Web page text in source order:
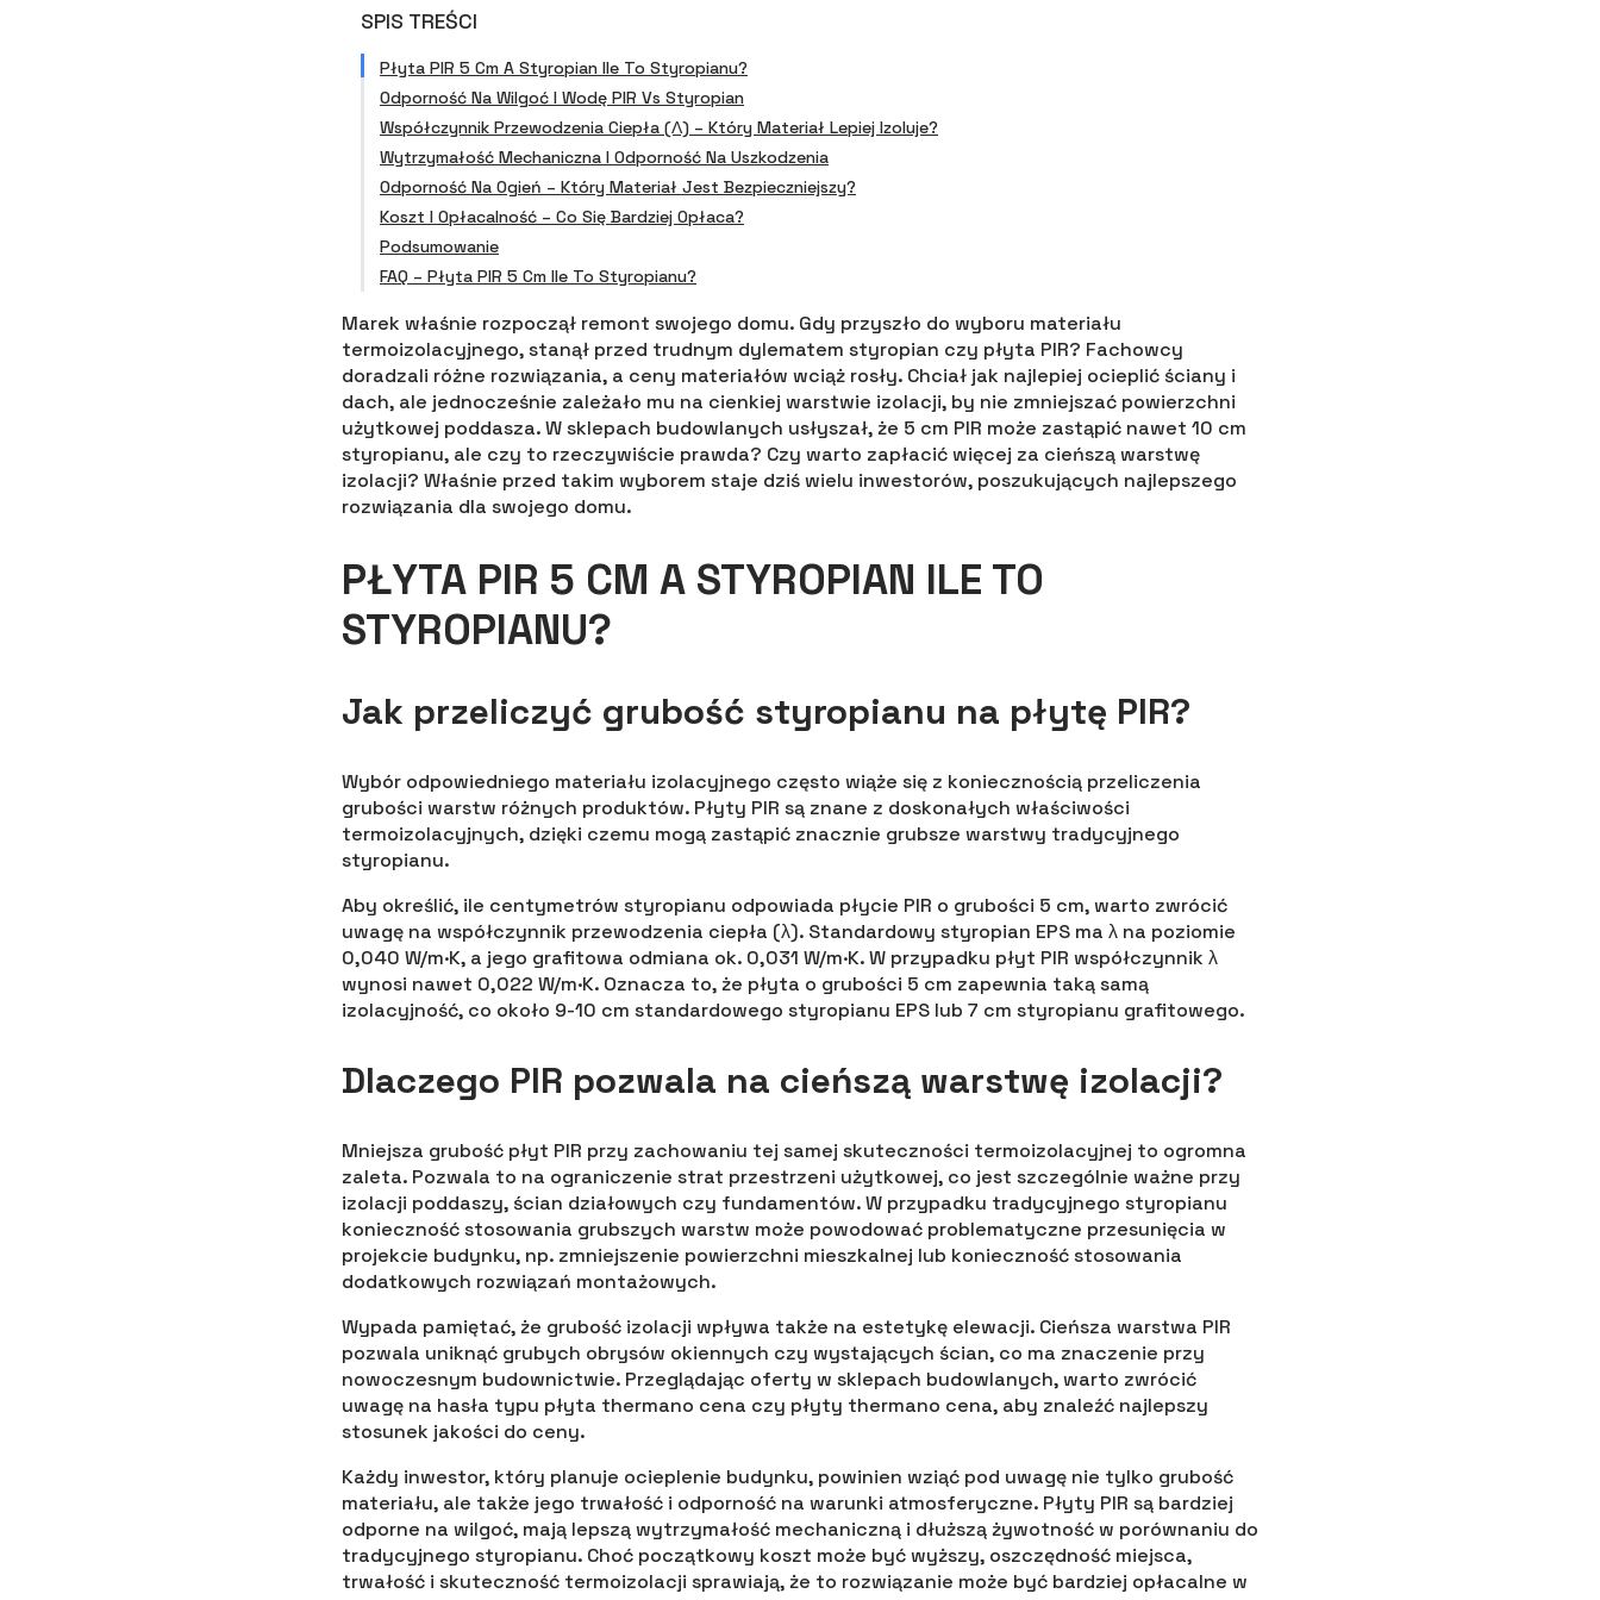
SPIS TREŚCI
Płyta PIR 5 Cm A Styropian Ile To Styropianu?
Odporność Na Wilgoć I Wodę PIR Vs Styropian
Współczynnik Przewodzenia Ciepła (λ) – Który Materiał Lepiej Izoluje?
Wytrzymałość Mechaniczna I Odporność Na Uszkodzenia
Odporność Na Ogień – Który Materiał Jest Bezpieczniejszy?
Koszt I Opłacalność – Co Się Bardziej Opłaca?
Podsumowanie
FAQ – Płyta PIR 5 Cm Ile To Styropianu?
Marek właśnie rozpoczął remont swojego domu. Gdy przyszło do wyboru materiału
termoizolacyjnego, stanął przed trudnym dylematem styropian czy płyta PIR? Fachowcy
doradzali różne rozwiązania, a ceny materiałów wciąż rosły. Chciał jak najlepiej ocieplić ściany i
dach, ale jednocześnie zależało mu na cienkiej warstwie izolacji, by nie zmniejszać powierzchni
użytkowej poddasza. W sklepach budowlanych usłyszał, że 5 cm PIR może zastąpić nawet 10 cm
styropianu, ale czy to rzeczywiście prawda? Czy warto zapłacić więcej za cieńszą warstwę
izolacji? Właśnie przed takim wyborem staje dziś wielu inwestorów, poszukujących najlepszego
rozwiązania dla swojego domu.
PŁYTA PIR 5 CM A STYROPIAN ILE TO
STYROPIANU?
Jak przeliczyć grubość styropianu na płytę PIR?
Wybór odpowiedniego materiału izolacyjnego często wiąże się z koniecznością przeliczenia
grubości warstw różnych produktów. Płyty PIR są znane z doskonałych właściwości
termoizolacyjnych, dzięki czemu mogą zastąpić znacznie grubsze warstwy tradycyjnego
styropianu.
Aby określić, ile centymetrów styropianu odpowiada płycie PIR o grubości 5 cm, warto zwrócić
uwagę na współczynnik przewodzenia ciepła (λ). Standardowy styropian EPS ma λ na poziomie
0,040 W/m·K, a jego grafitowa odmiana ok. 0,031 W/m·K. W przypadku płyt PIR współczynnik λ
wynosi nawet 0,022 W/m·K. Oznacza to, że płyta o grubości 5 cm zapewnia taką samą
izolacyjność, co około 9-10 cm standardowego styropianu EPS lub 7 cm styropianu grafitowego.
Dlaczego PIR pozwala na cieńszą warstwę izolacji?
Mniejsza grubość płyt PIR przy zachowaniu tej samej skuteczności termoizolacyjnej to ogromna
zaleta. Pozwala to na ograniczenie strat przestrzeni użytkowej, co jest szczególnie ważne przy
izolacji poddaszy, ścian działowych czy fundamentów. W przypadku tradycyjnego styropianu
konieczność stosowania grubszych warstw może powodować problematyczne przesunięcia w
projekcie budynku, np. zmniejszenie powierzchni mieszkalnej lub konieczność stosowania
dodatkowych rozwiązań montażowych.
Wypada pamiętać, że grubość izolacji wpływa także na estetykę elewacji. Cieńsza warstwa PIR
pozwala uniknąć grubych obrysów okiennych czy wystających ścian, co ma znaczenie przy
nowoczesnym budownictwie. Przeglądając oferty w sklepach budowlanych, warto zwrócić
uwagę na hasła typu płyta thermano cena czy płyty thermano cena, aby znaleźć najlepszy
stosunek jakości do ceny.
Każdy inwestor, który planuje ocieplenie budynku, powinien wziąć pod uwagę nie tylko grubość
materiału, ale także jego trwałość i odporność na warunki atmosferyczne. Płyty PIR są bardziej
odporne na wilgoć, mają lepszą wytrzymałość mechaniczną i dłuższą żywotność w porównaniu do
tradycyjnego styropianu. Choć początkowy koszt może być wyższy, oszczędność miejsca,
trwałość i skuteczność termoizolacji sprawiają, że to rozwiązanie może być bardziej opłacalne w